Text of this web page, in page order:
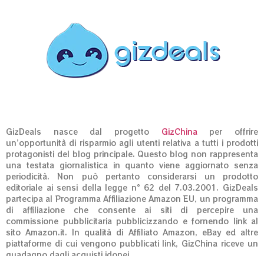
GizDeals nasce dal progetto GizChinaper offrire
un’opportunità di risparmio agli utenti relativa a tutti i prodotti
protagonisti del blog principale. Questo blog non rappresenta
una testata giornalistica in quanto viene aggiornato senza
periodicità. Non può pertanto considerarsi un prodotto
editoriale ai sensi della legge n° 62 del 7.03.2001. GizDeals
partecipa al Programma Affiliazione Amazon EU, un programma
di affiliazione che consente ai siti di percepire una
commissione pubblicitaria pubblicizzando e fornendo link al
sito Amazon.it. In qualità di Affiliato Amazon, eBay ed altre
piattaforme di cui vengono pubblicati link, GizChina riceve un